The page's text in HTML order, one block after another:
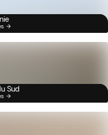
Sud